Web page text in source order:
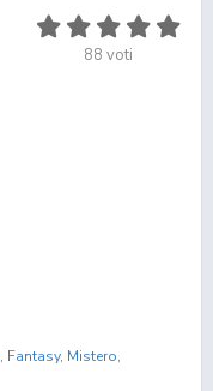
88 voti
, Fantasy, Mistero,